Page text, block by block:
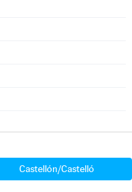
Castellón/Castelló